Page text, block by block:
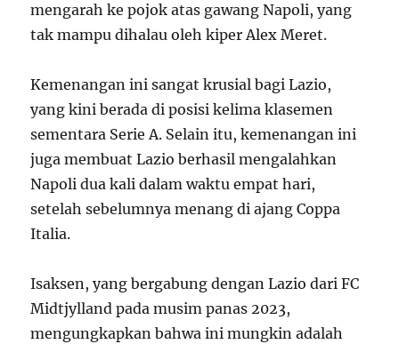
mengarah ke pojok atas gawang Napoli, yang
tak mampu dihalau oleh kiper Alex Meret.
Kemenangan ini sangat krusial bagi Lazio,
yang kini berada di posisi kelima klasemen
sementara Serie A. Selain itu, kemenangan ini
juga membuat Lazio berhasil mengalahkan
Napoli dua kali dalam waktu empat hari,
setelah sebelumnya menang di ajang Coppa
Italia.
Isaksen, yang bergabung dengan Lazio dari FC
Midtjylland pada musim panas 2023,
mengungkapkan bahwa ini mungkin adalah